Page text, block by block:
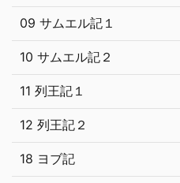
09 サムエル記１
10 サムエル記２
11 列王記１
12 列王記２
18 ヨブ記